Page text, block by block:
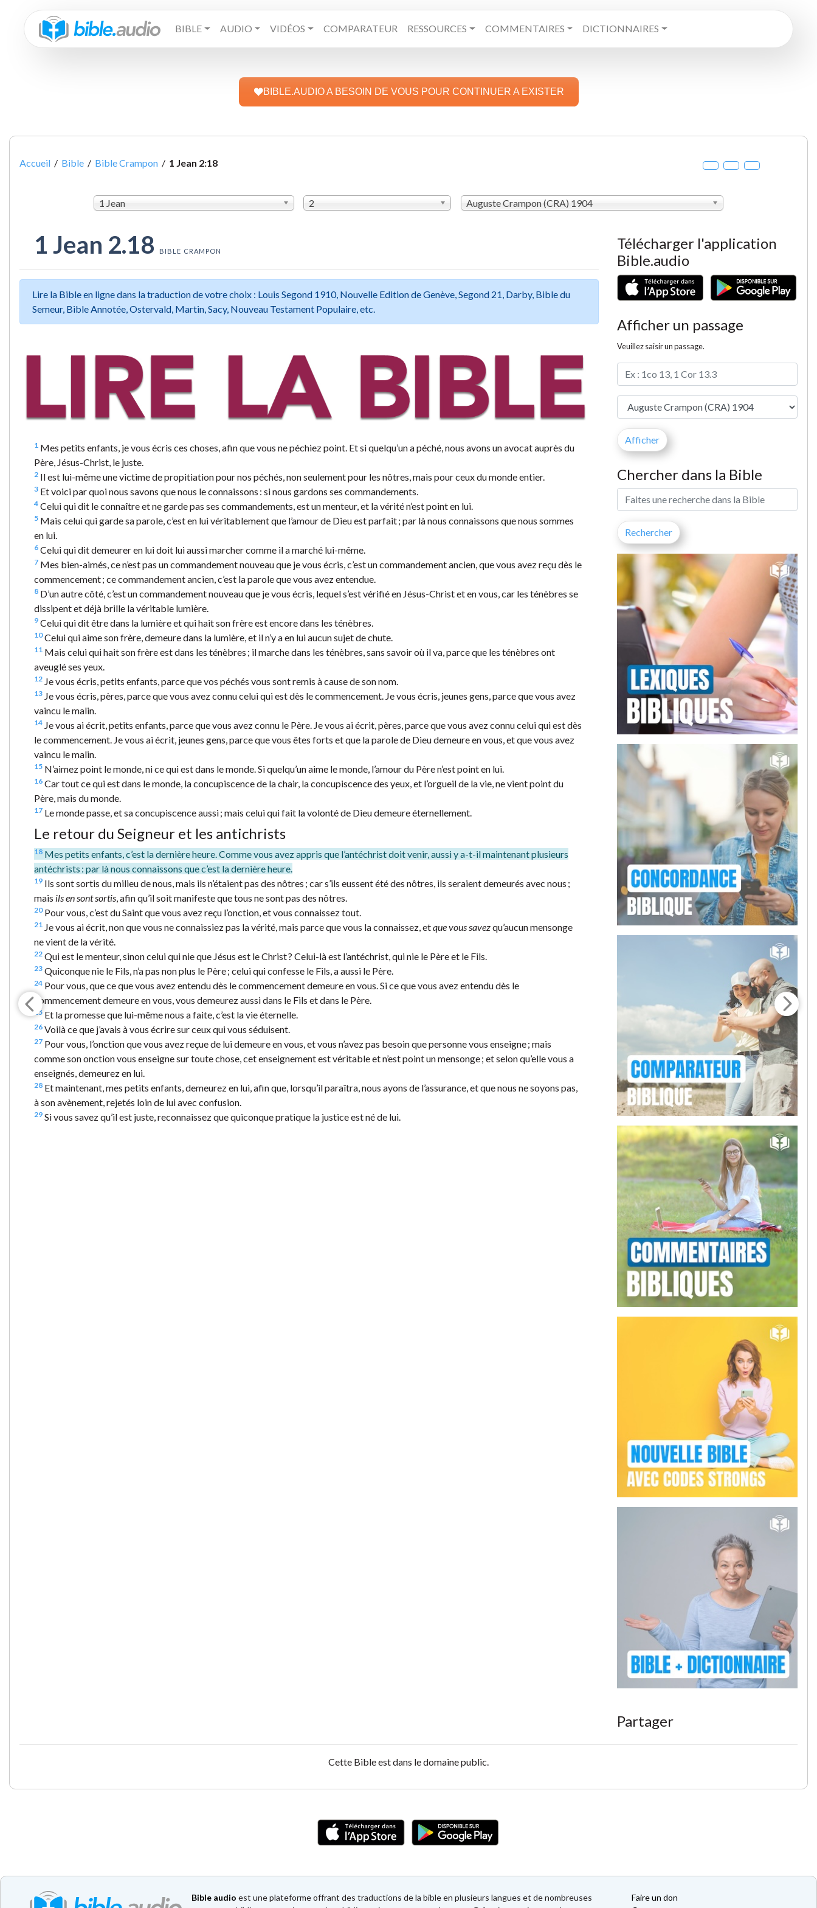
BIBLE AUDIO VIDÉOS COMPARATEUR RESSOURCES COMMENTAIRES DICTIONNAIRES
BIBLE.AUDIO A BESOIN DE VOUS POUR CONTINUER A EXISTER
Accueil / Bible / Bible Crampon / 1 Jean 2:18
1 Jean 2 Auguste Crampon (CRA) 1904
1 Jean 2.18 BIBLE CRAMPON
Lire la Bible en ligne dans la traduction de votre choix : Louis Segond 1910, Nouvelle Edition de Genève, Segond 21, Darby, Bible du
Semeur, Bible Annotée, Ostervald, Martin, Sacy, Nouveau Testament Populaire, etc.
1 Mes petits enfants, je vous écris ces choses, afin que vous ne péchiez point. Et si quelqu’un a péché, nous avons un avocat auprès du
Père, Jésus-Christ, le juste.
2 Il est lui-même une victime de propitiation pour nos péchés, non seulement pour les nôtres, mais pour ceux du monde entier.
3 Et voici par quoi nous savons que nous le connaissons : si nous gardons ses commandements.
4 Celui qui dit le connaître et ne garde pas ses commandements, est un menteur, et la vérité n’est point en lui.
5 Mais celui qui garde sa parole, c’est en lui véritablement que l’amour de Dieu est parfait ; par là nous connaissons que nous sommes
en lui.
6 Celui qui dit demeurer en lui doit lui aussi marcher comme il a marché lui-même.
7 Mes bien-aimés, ce n’est pas un commandement nouveau que je vous écris, c’est un commandement ancien, que vous avez reçu dès le
commencement ; ce commandement ancien, c’est la parole que vous avez entendue.
8 D’un autre côté, c’est un commandement nouveau que je vous écris, lequel s’est vérifié en Jésus-Christ et en vous, car les ténèbres se
dissipent et déjà brille la véritable lumière.
9 Celui qui dit être dans la lumière et qui hait son frère est encore dans les ténèbres.
10Celui qui aime son frère, demeure dans la lumière, et il n’y a en lui aucun sujet de chute.
11 Mais celui qui hait son frère est dans les ténèbres ; il marche dans les ténèbres, sans savoir où il va, parce que les ténèbres ont
aveuglé ses yeux.
12 Je vous écris, petits enfants, parce que vos péchés vous sont remis à cause de son nom.
13 Je vous écris, pères, parce que vous avez connu celui qui est dès le commencement. Je vous écris, jeunes gens, parce que vous avez
vaincu le malin.
14 Je vous ai écrit, petits enfants, parce que vous avez connu le Père. Je vous ai écrit, pères, parce que vous avez connu celui qui est dès
le commencement. Je vous ai écrit, jeunes gens, parce que vous êtes forts et que la parole de Dieu demeure en vous, et que vous avez
vaincu le malin.
15 N’aimez point le monde, ni ce qui est dans le monde. Si quelqu’un aime le monde, l’amour du Père n’est point en lui.
16 Car tout ce qui est dans le monde, la concupiscence de la chair, la concupiscence des yeux, et l’orgueil de la vie, ne vient point du
Père, mais du monde.
17 Le monde passe, et sa concupiscence aussi ; mais celui qui fait la volonté de Dieu demeure éternellement.
Le retour du Seigneur et les antichrists
18 Mes petits enfants, c’est la dernière heure. Comme vous avez appris que l’antéchrist doit venir, aussi y a-t-il maintenant plusieurs
antéchrists : par là nous connaissons que c’est la dernière heure.
19 Ils sont sortis du milieu de nous, mais ils n’étaient pas des nôtres ; car s’ils eussent été des nôtres, ils seraient demeurés avec nous ;
mais ils en sont sortis , afin qu’il soit manifeste que tous ne sont pas des nôtres.
20Pour vous, c’est du Saint que vous avez reçu l’onction, et vous connaissez tout.
21 Je vous ai écrit, non que vous ne connaissiez pas la vérité, mais parce que vous la connaissez, etque vous savezqu’aucun mensonge
ne vient de la vérité.
22 Qui est le menteur, sinon celui qui nie que Jésus est le Christ ? Celui-là est l’antéchrist, qui nie le Père et le Fils.
23 Quiconque nie le Fils, n’a pas non plus le Père ; celui qui confesse le Fils, a aussi le Père.
24 Pour vous, que ce que vous avez entendu dès le commencement demeure en vous. Si ce que vous avez entendu dès le
commencement demeure en vous, vous demeurez aussi dans le Fils et dans le Père.
25 Et la promesse que lui-même nous a faite, c’est la vie éternelle.
26 Voilà ce que j’avais à vous écrire sur ceux qui vous séduisent.
27 Pour vous, l’onction que vous avez reçue de lui demeure en vous, et vous n’avez pas besoin que personne vous enseigne ; mais
comme son onction vous enseigne sur toute chose, cet enseignement est véritable et n’est point un mensonge ; et selon qu’elle vous a
enseignés, demeurez en lui.
28 Et maintenant, mes petits enfants, demeurez en lui, afin que, lorsqu’il paraîtra, nous ayons de l’assurance, et que nous ne soyons pas,
à son avènement, rejetés loin de lui avec confusion.
29 Si vous savez qu’il est juste, reconnaissez que quiconque pratique la justice est né de lui.
Télécharger l'application
Bible.audio
Afficher un passage
Veuillez saisir un passage.
Chercher dans la Bible
Partager
Cette Bible est dans le domaine public.
Bible audio est une plateforme offrant des traductions de la bible en plusieurs langues et de nombreuses
Faire un don